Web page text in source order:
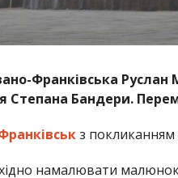
Франківська
Степана Бандери.
з покликанням
намалювати